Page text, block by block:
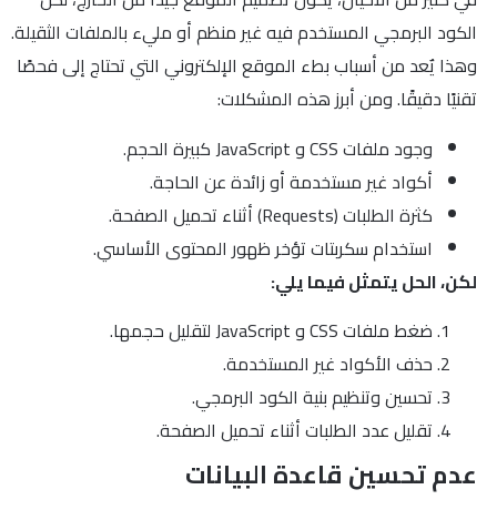
الكود البرمجي المستخدم فيه غير منظم أو مليء بالملفات الثقيلة.
وهذا يٌعد من أسباب بطء الموقع الإلكتروني التي تحتاج إلى فحصًا
تقنيًا دقيقًا. ومن أبرز هذه المشكلات:
وجود ملفات CSS و JavaScript كبيرة الحجم.
أكواد غير مستخدمة أو زائدة عن الحاجة.
كثرة الطلبات (Requests) أثناء تحميل الصفحة.
استخدام سكربتات تؤخر ظهور المحتوى الأساسي.
لكن، الحل يتمثل فيما يلي:
ضغط ملفات CSS و JavaScript لتقليل حجمها.
حذف الأكواد غير المستخدمة.
تحسين وتنظيم بنية الكود البرمجي.
تقليل عدد الطلبات أثناء تحميل الصفحة.
عدم تحسين قاعدة البيانات